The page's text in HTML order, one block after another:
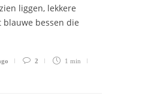
liggen, lekkere
bessen die
2 1 min